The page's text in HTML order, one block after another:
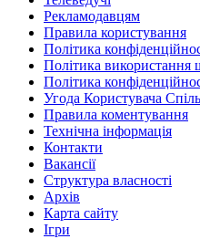
Рекламодавцям
Правила користування
Політика
Політика використання
Політика
Угода Користувача
Правила коментування
Технічна інформація
Контакти
Вакансії
Структура власності
Архів
Карта сайту
Ігри